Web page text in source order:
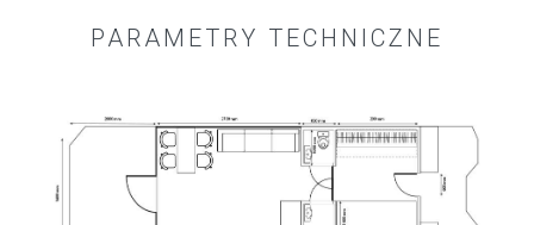
PARAMETRY TECHNICZNE